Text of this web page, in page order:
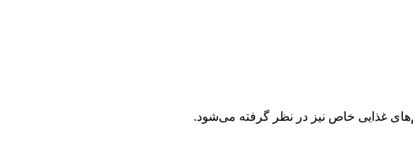
غذایی خاص نیز در نظر گرفته می‌شود.